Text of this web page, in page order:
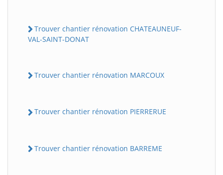
Trouver chantier rénovation CHATEAUNEUF-
VAL-SAINT-DONAT
Trouver chantier rénovation MARCOUX
Trouver chantier rénovation PIERRERUE
Trouver chantier rénovation BARREME